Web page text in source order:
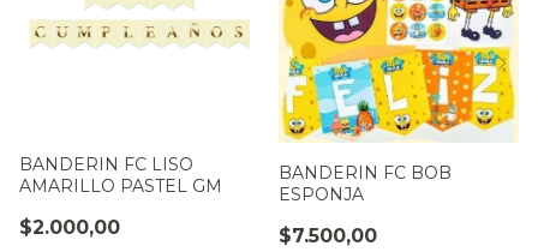
BANDERIN FC LISO
AMARILLO PASTEL GM
$2.000,00
BANDERIN FC BOB
ESPONJA
$7.500,00